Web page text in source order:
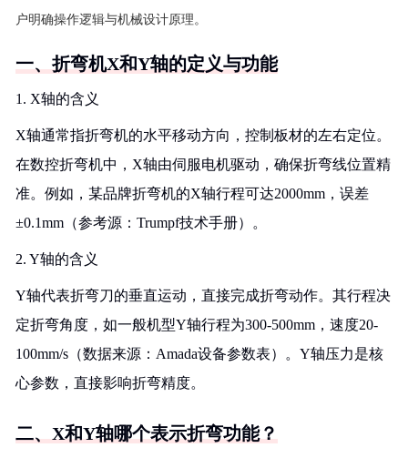
户明确操作逻辑与机械设计原理。
一、折弯机X和Y轴的定义与功能
1. X轴的含义
X轴通常指折弯机的水平移动方向，控制板材的左右定位。
在数控折弯机中，X轴由伺服电机驱动，确保折弯线位置精
准。例如，某品牌折弯机的X轴行程可达2000mm，误差
±0.1mm（参考源：Trumpf技术手册）。
2. Y轴的含义
Y轴代表折弯刀的垂直运动，直接完成折弯动作。其行程决
定折弯角度，如一般机型Y轴行程为300-500mm，速度20-
100mm/s（数据来源：Amada设备参数表）。Y轴压力是核
心参数，直接影响折弯精度。
二、X和Y轴哪个表示折弯功能？